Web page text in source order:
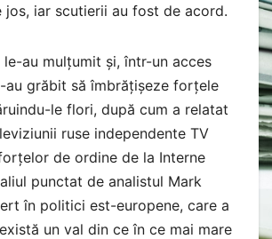
jos, iar scutierii au fost de acord.
au mulțumit și, într-un acces
au grăbit să îmbrățișeze forțele
le flori, după cum a relatat
ruse independente TV
de ordine de la Interne
punctat de analistul Mark
în politici est-europene, care a
un val din ce în ce mai mare